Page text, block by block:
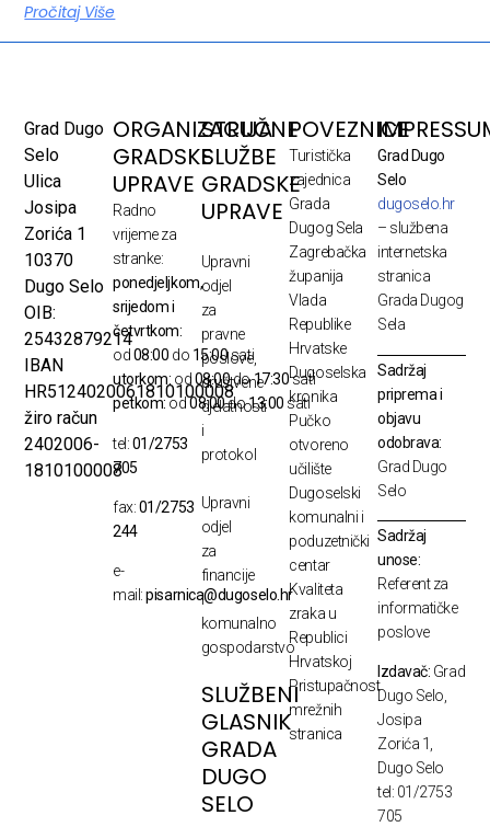
Pročitaj Više
Grad Dugo
Selo
Ulica
Josipa
Zorića 1
10370
Dugo Selo
OIB:
25432879214
IBAN
HR5124020061810100008
žiro račun
2402006-
1810100008
ORGANIZACIJA
GRADSKE
UPRAVE
Radno
vrijeme za
stranke:
ponedjeljkom,
srijedom i
četvrtkom:
od08:00 do 15:00sati
utorkom: od08:00do17:30sati
petkom:od08:00do13:00 sati
tel:01/2753
705
fax:01/2753
244
e-
mail:pisarnica@dugoselo.hr
STRUČNE
SLUŽBE
GRADSKE
UPRAVE
Upravni
odjel
za
pravne
poslove,
društvene
djelatnosti
i
protokol
Upravni
odjel
za
financije
i
komunalno
gospodarstvo
SLUŽBENI
GLASNIK
GRADA
DUGO
SELO
POVEZNICE
Turistička
zajednica
Grada
Dugog Sela
Zagrebačka
županija
Vlada
Republike
Hrvatske
Dugoselska
kronika
Pučko
otvoreno
učilište
Dugoselski
komunalni i
poduzetnički
centar
Kvaliteta
zraka u
Republici
Hrvatskoj
Pristupačnost
mrežnih
stranica
Grad Dugo
Selo
dugoselo.hr
– službena
internetska
stranica
Grada Dugog
Sela
Sadržaj
priprema i
objavu
odobrava:
Grad Dugo
Selo
Sadržaj
unose:
Referent za
informatičke
poslove
Izdavač: Grad
Dugo Selo,
Josipa
Zorića 1,
Dugo Selo
tel: 01/2753
705